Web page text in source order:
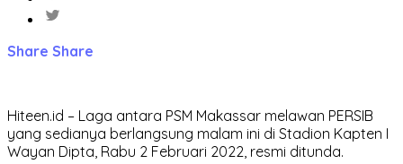
Share Share
Hiteen.id – Laga antara PSM Makassar melawan PERSIB
yang sedianya berlangsung malam ini di Stadion Kapten I
Wayan Dipta, Rabu 2 Februari 2022, resmi ditunda.